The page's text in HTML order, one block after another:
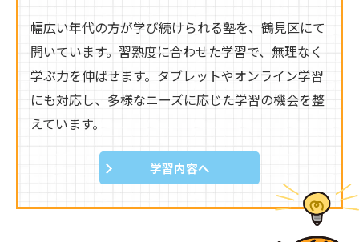
幅広い年代の方が学び続けられる塾を、鶴見区にて
開いています。習熟度に合わせた学習で、無理なく
学ぶ力を伸ばせます。タブレットやオンライン学習
にも対応し、多様なニーズに応じた学習の機会を整
えています。
学習内容へ